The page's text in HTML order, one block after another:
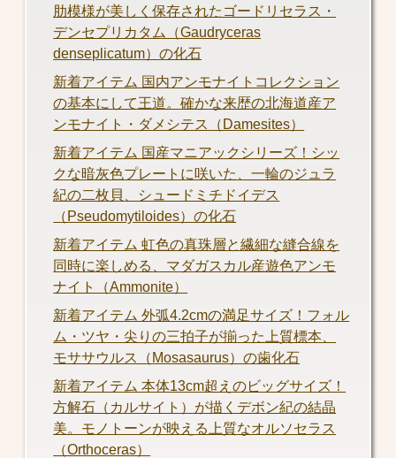
肋模様が美しく保存されたゴードリセラス・
デンセプリカタム（Gaudryceras
denseplicatum）の化石
新着アイテム 国内アンモナイトコレクション
の基本にして王道。確かな来歴の北海道産ア
ンモナイト・ダメシテス（Damesites）
新着アイテム 国産マニアックシリーズ！シッ
クな暗灰色プレートに咲いた、一輪のジュラ
紀の二枚貝、シュードミチドイデス
（Pseudomytiloides）の化石
新着アイテム 虹色の真珠層と繊細な縫合線を
同時に楽しめる、マダガスカル産遊色アンモ
ナイト（Ammonite）
新着アイテム 外弧4.2cmの満足サイズ！フォル
ム・ツヤ・尖りの三拍子が揃った上質標本、
モササウルス（Mosasaurus）の歯化石
新着アイテム 本体13cm超えのビッグサイズ！
方解石（カルサイト）が描くデボン紀の結晶
美。モノトーンが映える上質なオルソセラス
（Orthoceras）